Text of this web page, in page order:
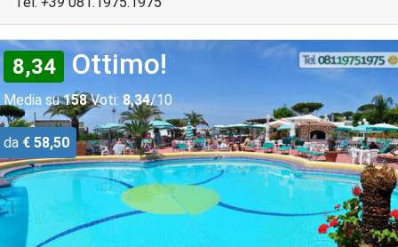
8,34 Ottimo!
Media su158Voti: 8,34/10
da € 58,50